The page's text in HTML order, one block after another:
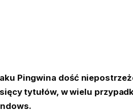
Pingwina dość
tytułów, w wielu